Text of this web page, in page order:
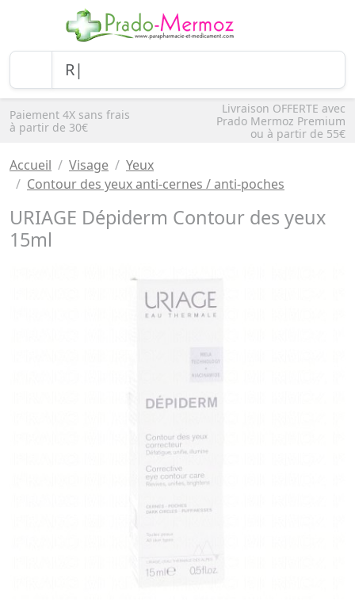
Paiement 4X sans frais
à partir de 30€
Livraison OFFERTE avec
Prado Mermoz Premium
ou à partir de 55€
Accueil Visage
Yeux
Contour des yeux anti-cernes / anti-poches
URIAGE Dépiderm Contour des yeux
15ml